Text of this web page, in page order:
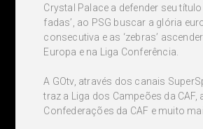
Crystal Palace a defender seu título
fadas’, ao PSG buscar a glória
consecutiva e as ‘zebras’
Europa e na Liga Conferência.
A GOtv, através dos canais
traz a Liga dos Campeões da CAF,
Confederações da CAF e muito